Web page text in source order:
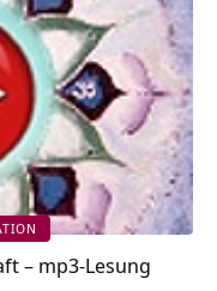
– mp3-Lesung